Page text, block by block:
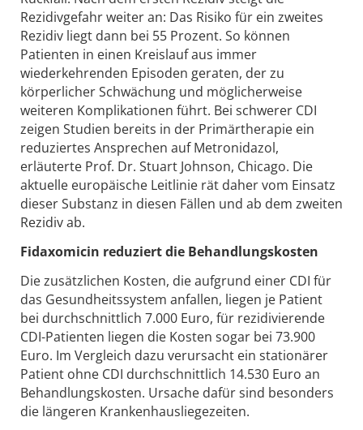
Rezidivgefahr weiter an: Das Risiko für ein zweites
Rezidiv liegt dann bei 55 Prozent. So können
Patienten in einen Kreislauf aus immer
wiederkehrenden Episoden geraten, der zu
körperlicher Schwächung und möglicherweise
weiteren Komplikationen führt. Bei schwerer CDI
zeigen Studien bereits in der Primärtherapie ein
reduziertes Ansprechen auf Metronidazol,
erläuterte Prof. Dr. Stuart Johnson, Chicago. Die
aktuelle europäische Leitlinie rät daher vom Einsatz
dieser Substanz in diesen Fällen und ab dem zweiten
Rezidiv ab.
Fidaxomicin reduziert die Behandlungskosten
Die zusätzlichen Kosten, die aufgrund einer CDI für
das Gesundheitssystem anfallen, liegen je Patient
bei durchschnittlich 7.000 Euro, für rezidivierende
CDI-Patienten liegen die Kosten sogar bei 73.900
Euro. Im Vergleich dazu verursacht ein stationärer
Patient ohne CDI durchschnittlich 14.530 Euro an
Behandlungskosten. Ursache dafür sind besonders
die längeren Krankenhausliegezeiten.